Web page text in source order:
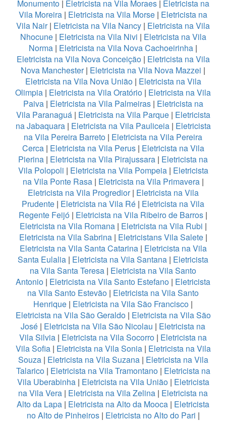
Monumento| Eletricista na Vila Moraes| Eletricista na
Vila Moreira | Eletricista na Vila Morse | Eletricista na
Vila Nair| Eletricista na Vila Nancy | Eletricista na Vila
Nhocune| Eletricista na Vila Nivi | Eletricista na Vila
Norma | Eletricista na Vila Nova Cachoeirinha |
Eletricista na Vila Nova Conceição| Eletricista na Vila
Nova Manchester| Eletricista na Vila Nova Mazzei |
Eletricista na Vila Nova União| Eletricista na Vila
Olimpia | Eletricista na Vila Oratório | Eletricista na Vila
Paiva| Eletricista na Vila Palmeiras| Eletricista na
Vila Paranaguá| Eletricista na Vila Parque| Eletricista
na Jabaquara| Eletricista na Vila Pauliceia| Eletricista
na Vila Pereira Barreto | Eletricista na Vila Pereira
Cerca| Eletricista na Vila Perus| Eletricista na Vila
Pierina | Eletricista na Vila Pirajussara | Eletricista na
Vila Polopoli | Eletricista na Vila Pompeia| Eletricista
na Vila Ponte Rasa| Eletricista na Vila Primavera|
Eletricista na Vila Progredior| Eletricista na Vila
Prudente | Eletricista na Vila Ré | Eletricista na Vila
Regente Feijó | Eletricista na Vila Ribeiro de Barros |
Eletricista na Vila Romana| Eletricista na Vila Rubi |
Eletricista na Vila Sabrina| Eletricistans Vila Salete|
Eletricista na Vila Santa Catarina| Eletricista na Vila
Santa Eulalia | Eletricista na Vila Santana | Eletricista
na Vila Santa Teresa | Eletricista na Vila Santo
Antonio | Eletricista na Vila Santo Estefano | Eletricista
na Vila Santo Estevão | Eletricista na Vila Santo
Henrique | Eletricista na Vila São Francisco |
Eletricista na Vila São Geraldo| Eletricista na Vila São
José | Eletricista na Vila São Nicolau | Eletricista na
Vila Silvia | Eletricista na Vila Socorro | Eletricista na
Vila Sofia| Eletricista na Vila Sonia| Eletricista na Vila
Souza| Eletricista na Vila Suzana| Eletricista na Vila
Talarico| Eletricista na Vila Tramontano| Eletricista na
Vila Uberabinha| Eletricista na Vila União| Eletricista
na Vila Vera | Eletricista na Vila Zelina | Eletricista na
Alto da Lapa | Eletricista na Alto da Mooca | Eletricista
no Alto de Pinheiros| Eletricista no Alto do Pari |